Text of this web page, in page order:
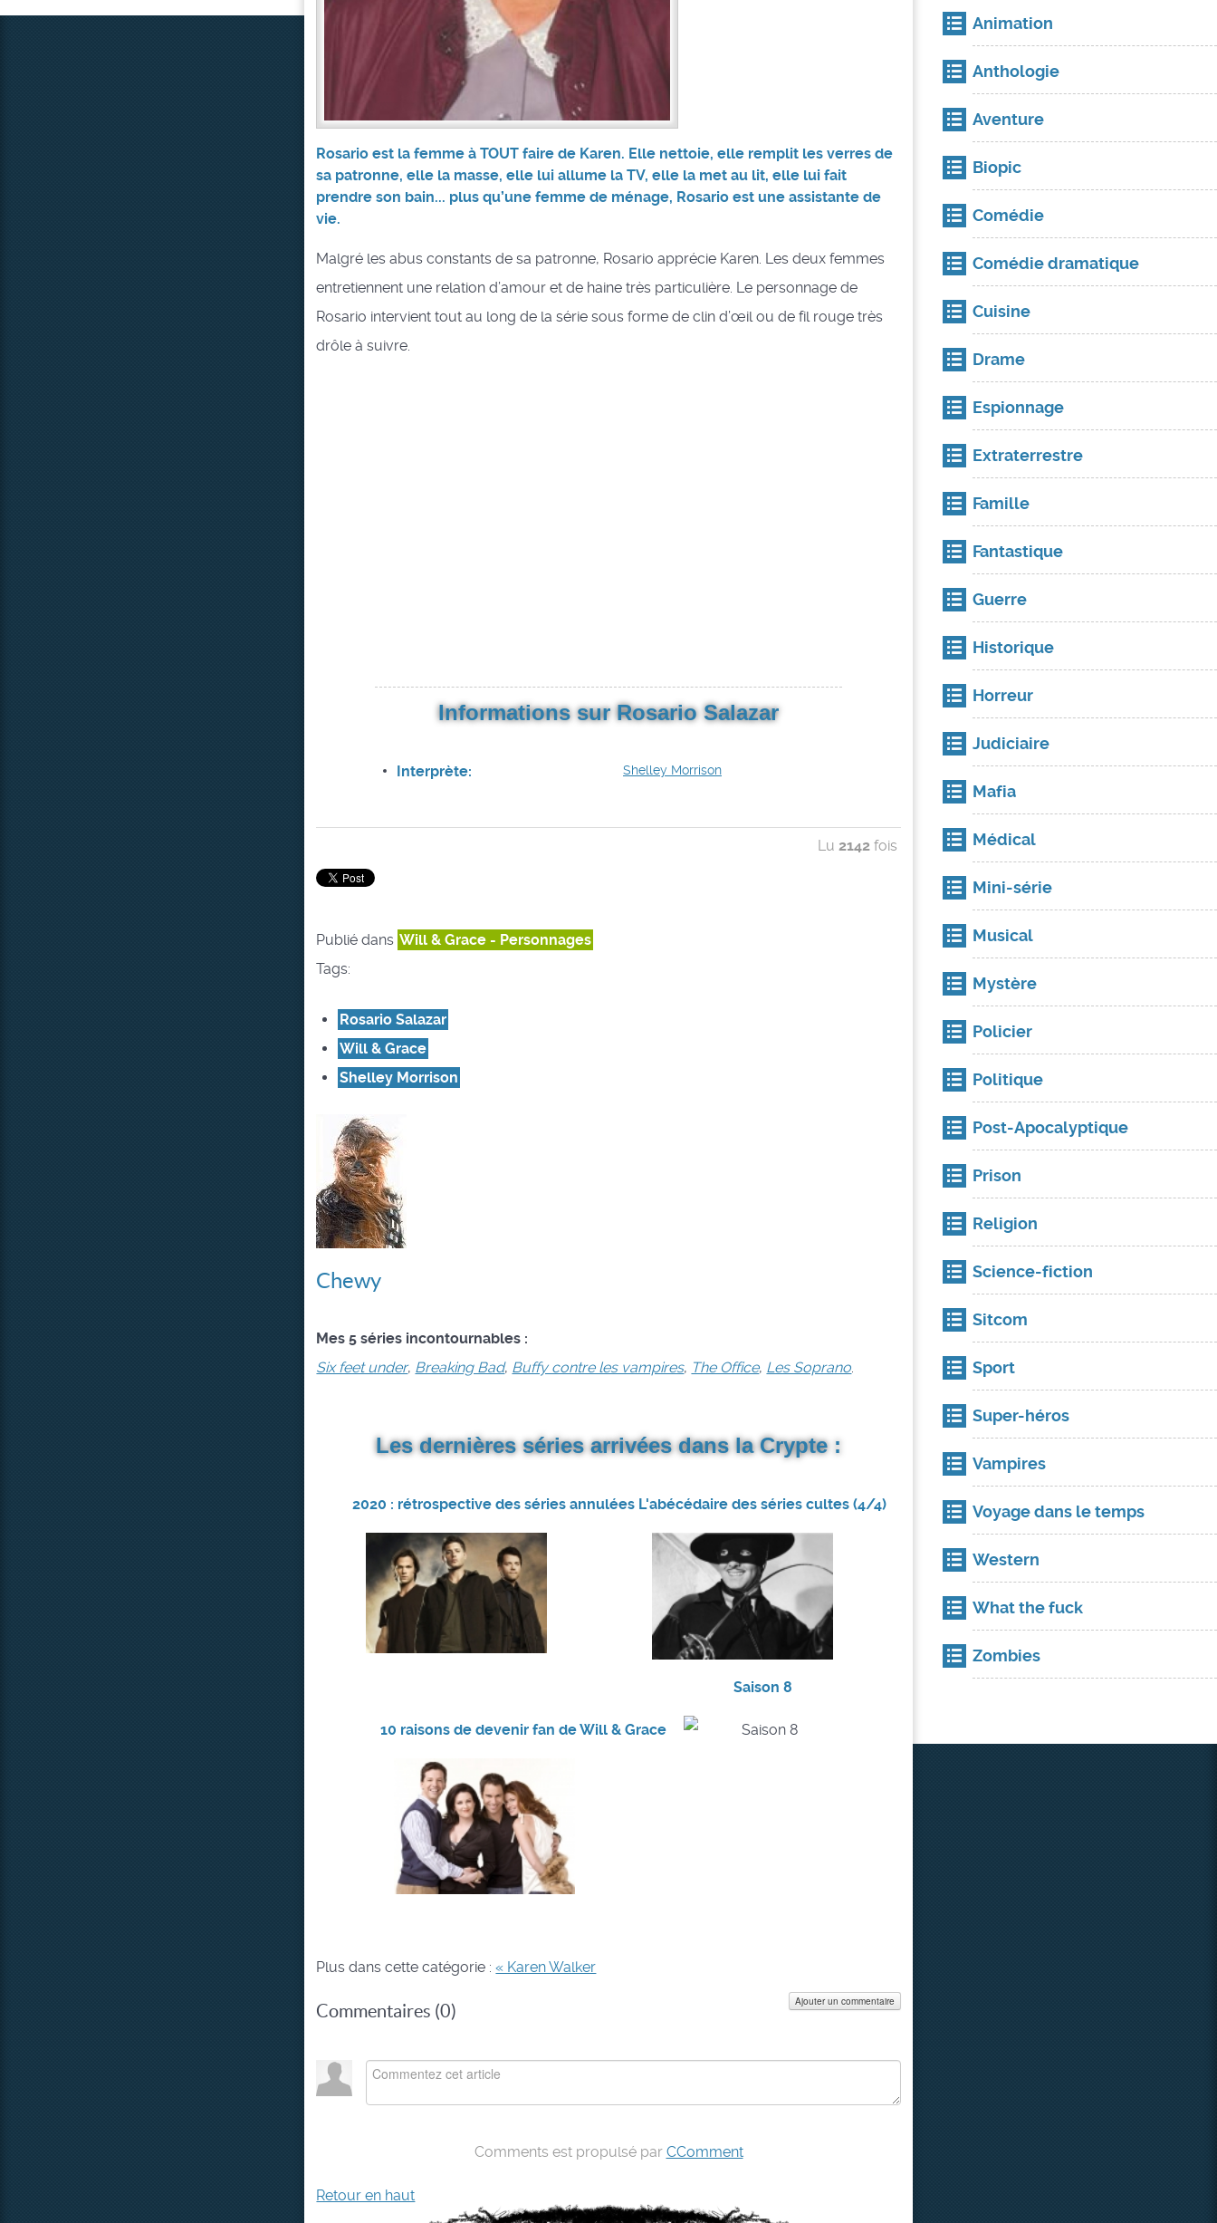
Rosario est la femme à TOUT faire de Karen. Elle nettoie, elle remplit les verres de
sa patronne, elle la masse, elle lui allume la TV, elle la met au lit, elle lui fait
prendre son bain... plus qu’une femme de ménage, Rosario est une assistante de
vie.
Malgré les abus constants de sa patronne, Rosario apprécie Karen. Les deux femmes
entretiennent une relation d’amour et de haine très particulière. Le personnage de
Rosario intervient tout au long de la série sous forme de clin d’œil ou de fil rouge très
drôle à suivre.
Informations sur Rosario Salazar
Interprète: Shelley Morrison
Lu 2142fois
Publié dans Will & Grace - Personnages
Tags:
Rosario Salazar
Will & Grace
Shelley Morrison
Chewy
Mes 5 séries incontournables :
Six feet under, Breaking Bad, Buffy contre les vampires, The Office, Les Soprano
Les dernières séries arrivées dans la Crypte :
2020 : rétrospective des séries annulées L'abécédaire des séries cultes (4/4)
10 raisons de devenir fan de Will & Grace
Saison 8
Plus dans cette catégorie :« Karen Walker
Commentaires (0)
Ajouter un commentaire
Comments est propulsé par CComment
Retour en haut
Animation
Anthologie
Aventure
Biopic
Comédie
Comédie dramatique
Cuisine
Drame
Espionnage
Extraterrestre
Famille
Fantastique
Guerre
Historique
Horreur
Judiciaire
Mafia
Médical
Mini-série
Musical
Mystère
Policier
Politique
Post-Apocalyptique
Prison
Religion
Science-fiction
Sitcom
Sport
Super-héros
Vampires
Voyage dans le temps
Western
What the fuck
Zombies